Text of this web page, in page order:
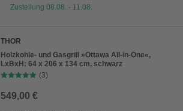
Zustellung 08.08. - 11.08.
THOR
Holzkohle- und Gasgrill »Ottawa All-in-One«,
LxBxH: 64 x 206 x 134 cm, schwarz
(3)
549,00 €